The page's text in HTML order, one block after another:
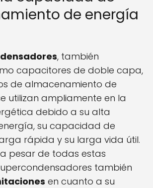
de energía
, también
capacitores de doble capa,
de almacenamiento de
utilizan ampliamente en la
debido a su alta
su capacidad de
rápida y su larga vida útil.
pesar de todas estas
también
en cuanto a su